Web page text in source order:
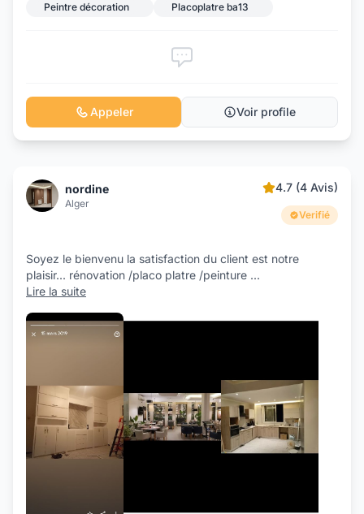
Peintre décoration Placoplatre ba13
Appeler Voir profile
nordine
Alger
4.7 (4 Avis)
Verifié
Soyez le bienvenu la satisfaction du client est notre
plaisir... rénovation /placo platre /peinture ...
Lire la suite